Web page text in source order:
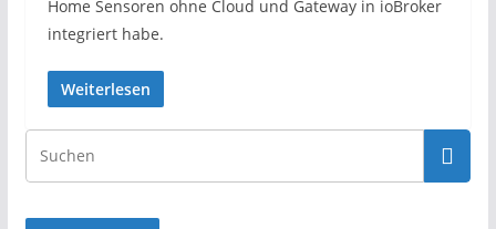
Home Sensoren ohne Cloud und Gateway in ioBroker
integriert habe.
Weiterlesen